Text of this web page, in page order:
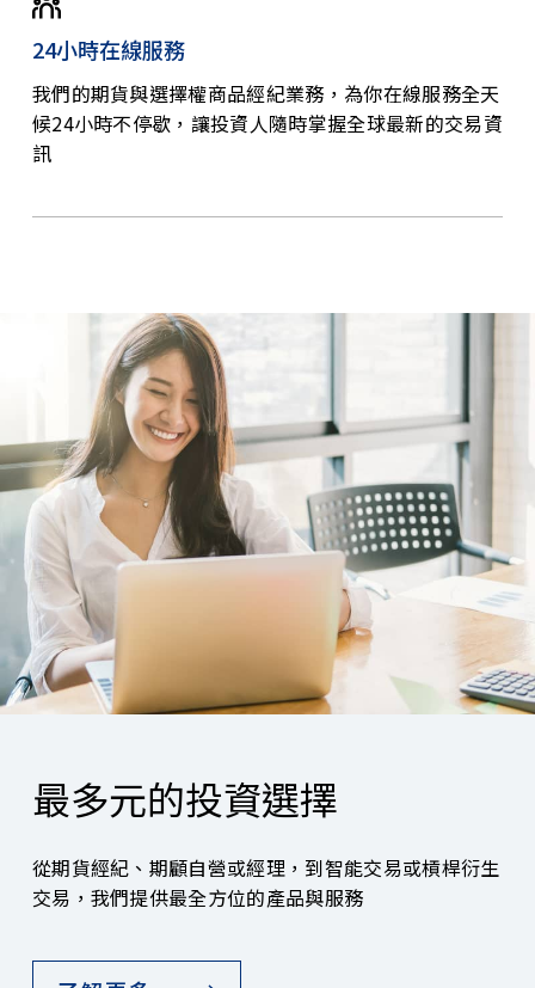
24小時在線服務
我們的期貨與選擇權商品經紀業務，為你在線服務全天
候24小時不停歇，讓投資人隨時掌握全球最新的交易資
訊
最多元的投資選擇
從期貨經紀、期顧自營或經理，到智能交易或槓桿衍生
交易，我們提供最全方位的產品與服務